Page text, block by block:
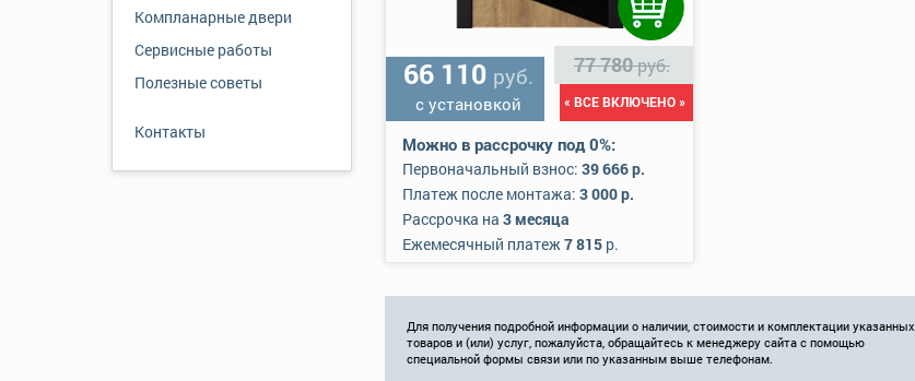
Компланарные двери
Сервисные работы
Полезные советы
Контакты
66 110 руб.
с установкой
77 780руб.
« ВСЕ ВКЛЮЧЕНО »
Можно в рассрочку под 0%:
Первоначальный взнос: 39 666 р.
Платеж после монтажа: 3 000 р.
Рассрочка на 3 месяца
Ежемесячный платеж7 815 р.
Для получения подробной информации о наличии, стоимости и комплектации указанных
товаров и (или) услуг, пожалуйста, обращайтесь к менеджеру сайта с помощью
специальной формы связи или по указанным выше телефонам.